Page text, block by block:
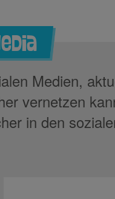
Medien,
vernetzen
in den